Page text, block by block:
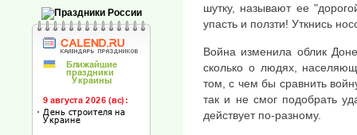
шутку, называют ее
упасть и ползти! Уткнись
Война изменила облик
сколько о людях,
том, с чем бы сравнить
так и не смог подобрать
действует по-разному.